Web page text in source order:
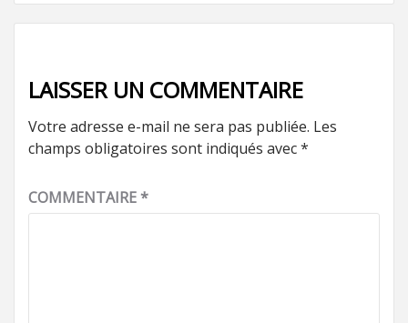
LAISSER UN COMMENTAIRE
Votre adresse e-mail ne sera pas publiée. Les
champs obligatoires sont indiqués avec*
COMMENTAIRE*